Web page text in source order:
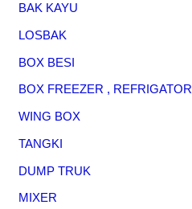
BAK KAYU
LOSBAK
BOX BESI
BOX FREEZER , REFRIGATOR
WING BOX
TANGKI
DUMP TRUK
MIXER